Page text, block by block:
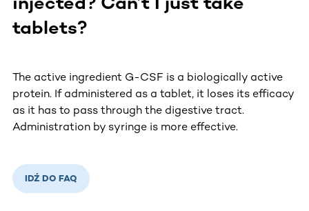
tablets?
The active ingredient G-CSF is a biologically active
protein. If administered as a tablet, it loses its efficacy
as it has to pass through the digestive tract.
Administration by syringe is more effective.
IDŹ DO FAQ